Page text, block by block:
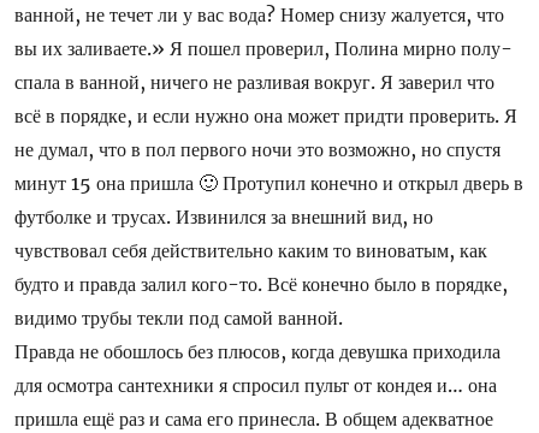
ванной, не течет ли у вас вода? Номер снизу жалуется, что
вы их заливаете.» Я пошел проверил, Полина мирно полу-
спала в ванной, ничего не разливая вокруг. Я заверил что
всё в порядке, и если нужно она может придти проверить. Я
не думал, что в пол первого ночи это возможно, но спустя
минут 15 она пришла 🙂 Протупил конечно и открыл дверь в
футболке и трусах. Извинился за внешний вид, но
чувствовал себя действительно каким то виноватым, как
будто и правда залил кого-то. Всё конечно было в порядке,
видимо трубы текли под самой ванной.
Правда не обошлось без плюсов, когда девушка приходила
для осмотра сантехники я спросил пульт от кондея и… она
пришла ещё раз и сама его принесла. В общем адекватное